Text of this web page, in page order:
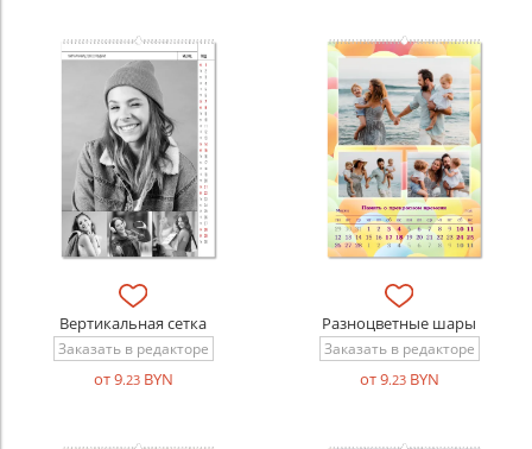
Вертикальная сетка
Заказать в редакторе
от 9.23BYN
Разноцветные шары
Заказать в редакторе
от 9.23BYN